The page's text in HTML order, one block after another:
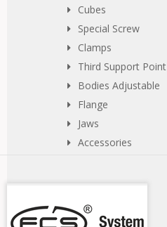
Cubes
Special Screw
Clamps
Third Support Point
Bodies Adjustable
Flange
Jaws
Accessories